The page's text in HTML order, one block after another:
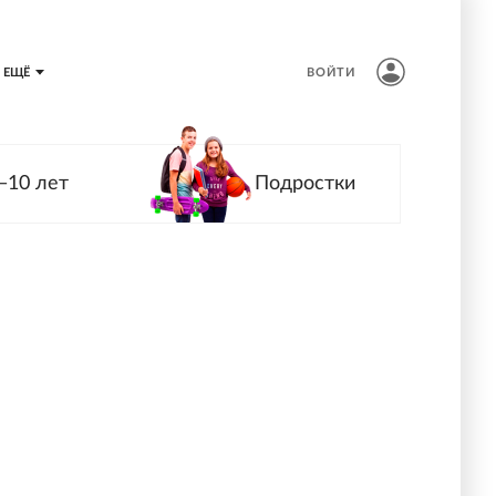
ЕЩЁ ВОЙТИ
лет Подростки